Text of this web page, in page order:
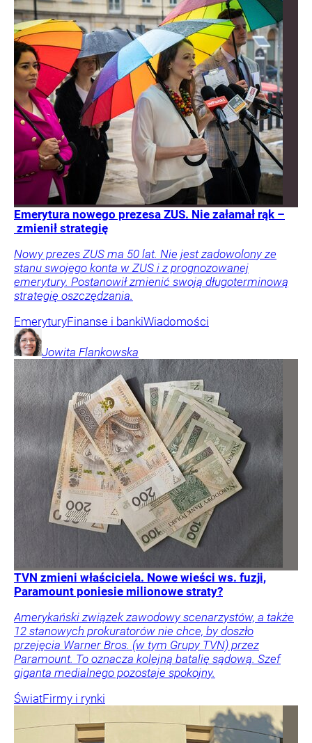
Emerytura nowego prezesa ZUS. Nie załamał rąk –
zmienił strategię
Nowy prezes ZUS ma 50 lat. Nie jest zadowolony ze
stanu swojego konta w ZUS i z prognozowanej
emerytury. Postanowił zmienić swoją długoterminową
strategię oszczędzania.
EmeryturyFinanse i bankiWiadomości
Jowita Flankowska
TVN zmieni właściciela. Nowe wieści ws. fuzji,
Paramount poniesie milionowe straty?
Amerykański związek zawodowy scenarzystów, a także
12 stanowych prokuratorów nie chce, by doszło
przejęcia Warner Bros. (w tym Grupy TVN) przez
Paramount. To oznacza kolejną batalię sądową. Szef
giganta medialnego pozostaje spokojny.
ŚwiatFirmy i rynki